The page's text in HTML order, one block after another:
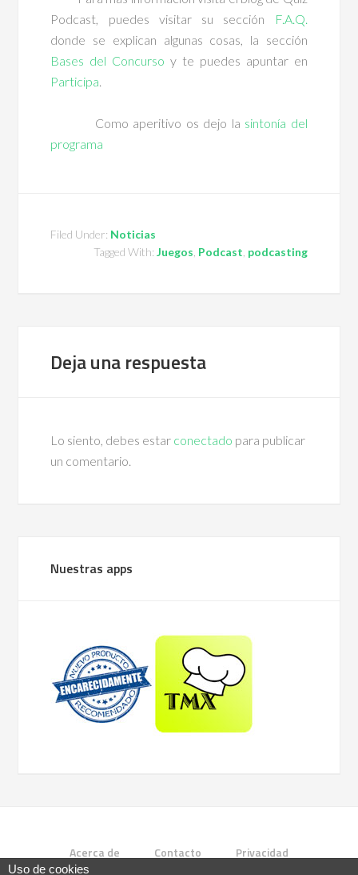
Podcast, puedes visitar su sección
F.A.Q.
donde se explican algunas cosas, la sección
Bases del Concurso y te puedes apuntar en
Participa.
Como aperitivo os dejo la sintonía del
programa
Filed Under: Noticias
Tagged With: Juegos Podcast podcasting
Deja una respuesta
Lo siento, debes estar conectado para publicar
un comentario.
Nuestras apps
Acerca de Contacto Privacidad
Uso de cookies